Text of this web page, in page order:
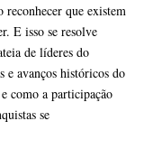
que existem
E isso se resolve
de líderes do
avanços históricos do
como a participação
se